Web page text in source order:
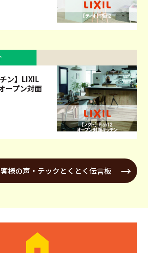
ン】LIXIL
ープン対面
様の声・テックとくとく伝言板